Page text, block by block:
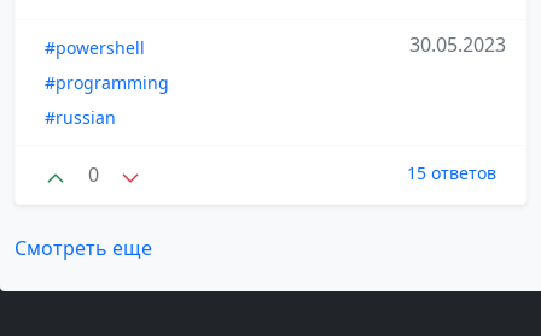
#powershell
#programming
#russian
30.05.2023
0 15 ответов
Смотреть еще